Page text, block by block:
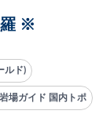
羅 ※
ルド)
場ガイド 国内トポ